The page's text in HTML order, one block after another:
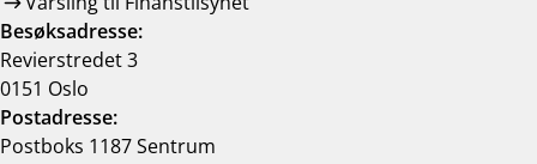
Besøksadresse:
Revierstredet 3
0151 Oslo
Postadresse:
Postboks 1187 Sentrum